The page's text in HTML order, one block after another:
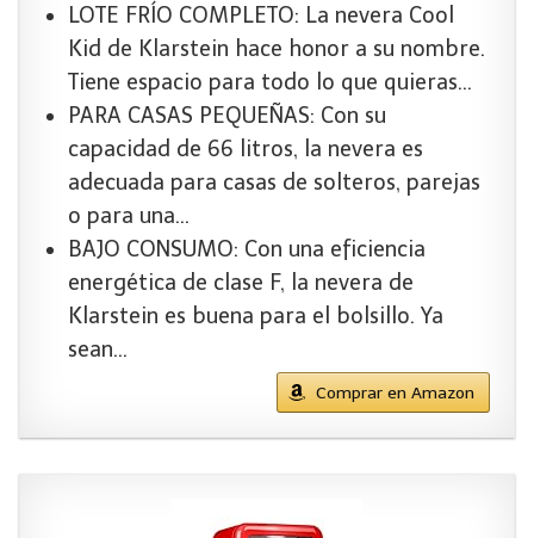
LOTE FRÍO COMPLETO: La nevera Cool
Kid de Klarstein hace honor a su nombre.
Tiene espacio para todo lo que quieras…
PARA CASAS PEQUEÑAS: Con su
capacidad de 66 litros, la nevera es
adecuada para casas de solteros, parejas
o para una…
BAJO CONSUMO: Con una eficiencia
energética de clase F, la nevera de
Klarstein es buena para el bolsillo. Ya
sean…
Comprar en Amazon